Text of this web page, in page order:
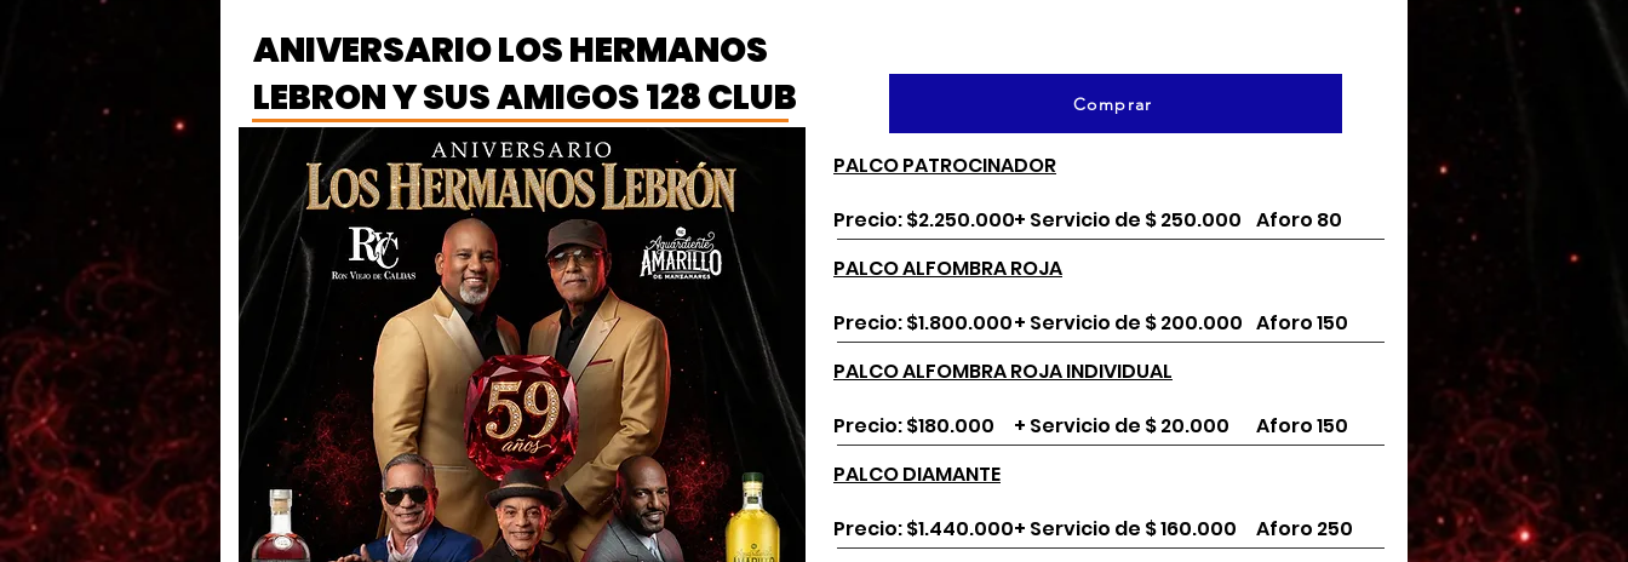
ANIVERSARIO LOS HERMANOS
LEBRON Y SUS AMIGOS 128 CLUB
Comprar
PALCO PATROCINADOR
Precio: $2.250.000+ Servicio de $ 250.000 Aforo 80
PALCO ALFOMBRA ROJA
Precio: $1.800.000+ Servicio de $ 200.000 Aforo 150
PALCO ALFOMBRA ROJA INDIVIDUAL
Precio: $180.000
+ Servicio de $ 20.000
Aforo 150
PALCO DIAMANTE
Precio: $1.440.000+ Servicio de $ 160.000
Aforo 250